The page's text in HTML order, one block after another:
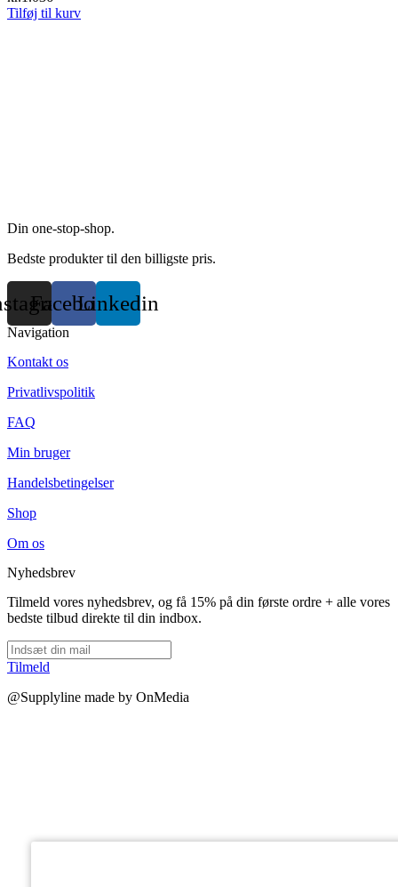
Tilføj til kurv
Din one-stop-shop.
Bedste produkter til den billigste pris.
FacebookLinkedin
Navigation
Kontakt os
Privatlivspolitik
FAQ
Min bruger
Handelsbetingelser
Shop
Om os
Nyhedsbrev
Tilmeld vores nyhedsbrev, og få 15% på din første ordre + alle vores
bedste tilbud direkte til din indbox.
Tilmeld
@Supplyline made by OnMedia